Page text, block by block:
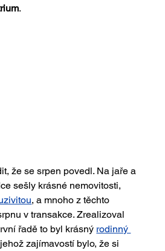
.
že se srpen povedl. Na jaře a
sešly krásné nemovitosti,
, a mnoho z těchto
v transakce. Zrealizoval
řadě to byl krásný rodinný
zajímavostí bylo, že si